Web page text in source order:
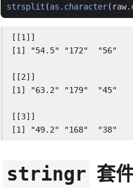
strsplit (as.character(
[[1]]
[1] "54.5" "172"  "56"
[[2]]
[1] "63.2" "179"  "45"
[[3]]
[1] "49.2" "168"  "38"
stringr 套